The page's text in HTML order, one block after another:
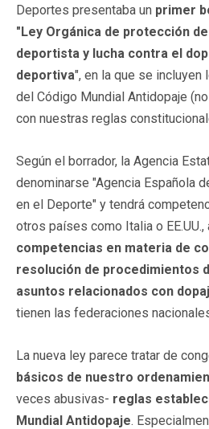
Deportes presentaba un primer
"Ley Orgánica de protección
deportista y lucha contra el
deportiva", en la que se
del Código Mundial Antidopaje
con nuestras reglas
Según el borrador, la Agencia
denominarse "Agencia Española
en el Deporte" y tendrá
otros países como Italia o EE.UU.,
competencias en materia de
resolución de procedimientos
asuntos relacionados con
tienen las federaciones
La nueva ley parece tratar de
básicos de nuestro
veces abusivas- reglas
Mundial Antidopaje.